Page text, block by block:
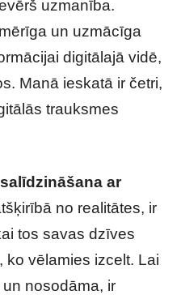
uzmanība.
un uzmācīga
digitālajā vidē,
Manā ieskatā ir četri,
trauksmes
ar
no realitātes, ir
tos savas dzīves
vēlamies izcelt. Lai
nosodāma, ir